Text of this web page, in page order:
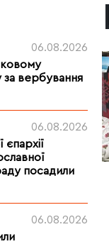
06.08.2026
за вербування
06.08.2026
єпархії
посадили
06.08.2026